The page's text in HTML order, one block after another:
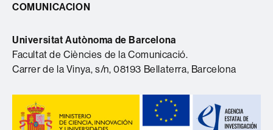
COMUNICACION
Universitat Autònoma de Barcelona
Facultat de Ciències de la Comunicació.
Carrer de la Vinya, s/n, 08193 Bellaterra, Barcelona